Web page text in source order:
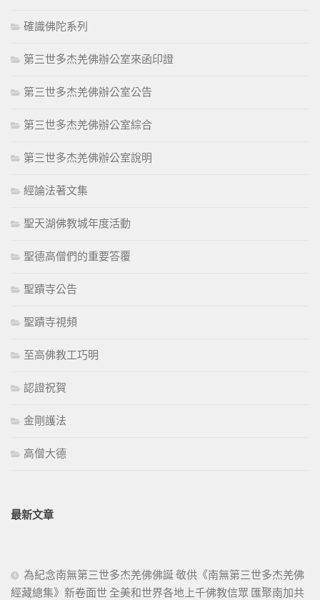
確識佛陀系列
第三世多杰羌佛辦公室來函印證
第三世多杰羌佛辦公室公告
第三世多杰羌佛辦公室綜合
第三世多杰羌佛辦公室說明
經論法著文集
聖天湖佛教城年度活動
聖德高僧們的重要答覆
聖蹟寺公告
聖蹟寺視頻
至高佛教工巧明
認證祝賀
金剛護法
高僧大德
最新文章
為紀念南無第三世多杰羌佛佛誕 敬供《南無第三世多杰羌佛
經藏總集》新卷面世 全美和世界各地上千佛教信眾 匯聚南加共